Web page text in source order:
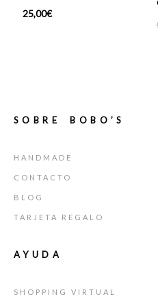
€
SOBRE BOBO’S
HANDMADE
CONTACTO
BLOG
TARJETA REGALO
AYUDA
SHOPPING VIRTUAL